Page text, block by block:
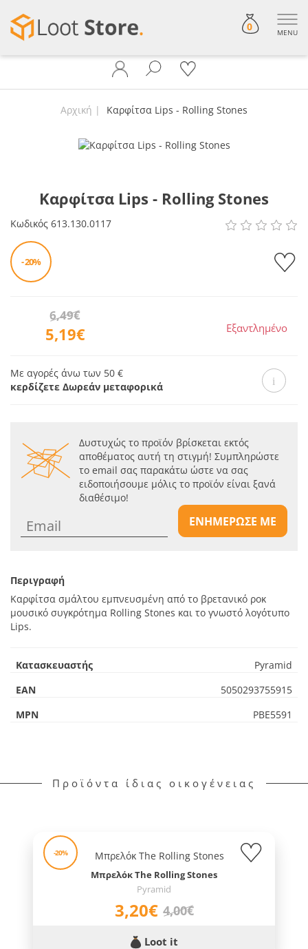
0 MENU
Αρχική Καρφίτσα Lips - Rolling Stones
Καρφίτσα Lips - Rolling Stones
Κωδικός 613.130.0117
- 20%
5,19€
6,49€
Εξαντλημένο
Με αγορές άνω των 50 €
κερδίζετε Δωρεάν μεταφορικά
Δυστυχώς το προϊόν βρίσκεται εκτός
αποθέματος αυτή τη στιγμή! Συμπληρώστε
το email σας παρακάτω ώστε να σας
ειδοποιήσουμε μόλις το προϊόν είναι ξανά
διαθέσιμο!
ΕΝΗΜΕΡΩΣΕ ΜΕ
Περιγραφή
Καρφίτσα σμάλτου εμπνευσμένη από το βρετανικό ροκ
μουσικό συγκρότημα Rolling Stones και το γνωστό λογότυπο
Lips.
Κατασκευαστής
Pyramid
EAN
5050293755915
MPN
PBE5591
Προϊόντα ίδιας οικογένειας
-20%
Μπρελόκ The Rolling Stones
Pyramid
3,20€ 4,00€
Loot it